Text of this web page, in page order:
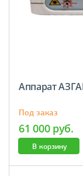
Аппарат
Под заказ
61 000 руб.
В корзину